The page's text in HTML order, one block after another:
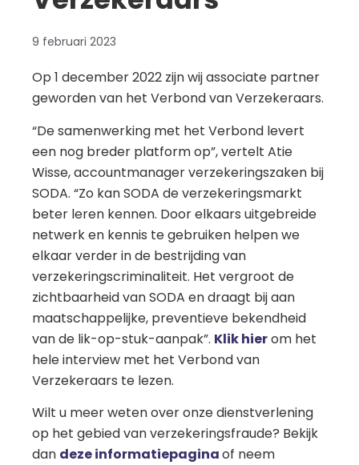
9 februari 2023
Op 1 december 2022 zijn wij associate partner
geworden van het Verbond van Verzekeraars.
“De samenwerking met het Verbond levert
een nog breder platform op”, vertelt Atie
Wisse, accountmanager verzekeringszaken bij
SODA. “Zo kan SODA de verzekeringsmarkt
beter leren kennen. Door elkaars uitgebreide
netwerk en kennis te gebruiken helpen we
elkaar verder in de bestrijding van
verzekeringscriminaliteit. Het vergroot de
zichtbaarheid van SODA en draagt bij aan
maatschappelijke, preventieve bekendheid
van de lik-op-stuk-aanpak”. Klik hierom het
hele interview met het Verbond van
Verzekeraars te lezen.
Wilt u meer weten over onze dienstverlening
op het gebied van verzekeringsfraude? Bekijk
dan deze informatiepaginaof neem